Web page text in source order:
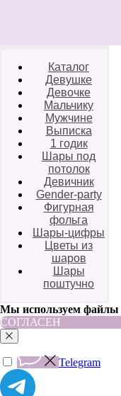
Каталог
Девушке
Девочке
Мальчику
Мужчине
Выписка
1 годик
Шары под
потолок
Девичник
Gender-party
Фигурная
фольга
Шары-цифры
Цветы из
шаров
Шары
поштучно
Мы используем файлы
СОГЛАСЕН
Telegram